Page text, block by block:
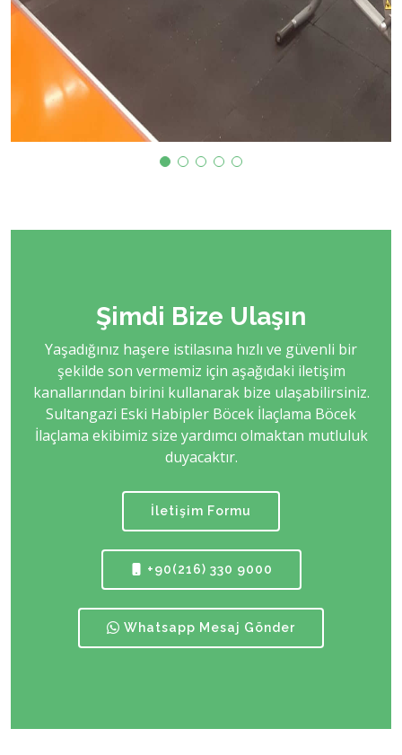
Şimdi Bize Ulaşın
Yaşadığınız haşere istilasına hızlı ve güvenli bir
şekilde son vermemiz için aşağıdaki iletişim
kanallarından birini kullanarak bize ulaşabilirsiniz.
Sultangazi Eski Habipler Böcek İlaçlama Böcek
İlaçlama ekibimiz size yardımcı olmaktan mutluluk
duyacaktır.
İletişim Formu
+90(216) 330 9000
Whatsapp Mesaj Gönder